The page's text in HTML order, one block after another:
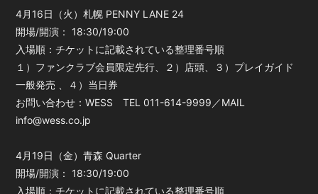
4月16日（火）札幌 PENNY LANE 24
開場/開演： 18:30/19:00
入場順：チケットに記載されている整理番号順
１）ファンクラブ会員限定先行、２）店頭、３）プレイガイド
一般発売 、４）当日券
お問い合わせ：WESS TEL 011-614-9999／MAIL
info@wess.co.jp
4月19日（金）青森 Quarter
開場/開演： 18:30/19:00
入場順：チケットに記載されている整理番号順